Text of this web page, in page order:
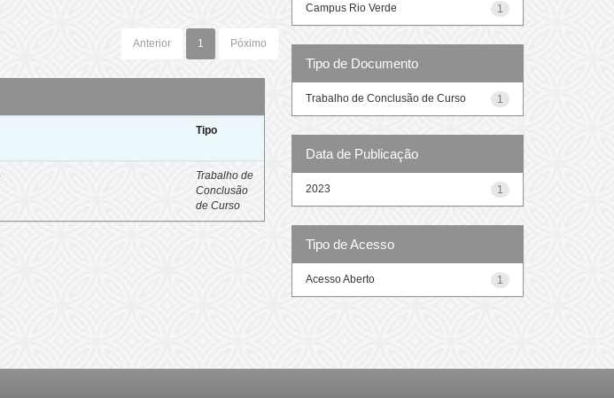
Anterior 1 Póximo
Tipo
Trabalho de
Conclusão
de Curso
1
Campus Rio Verde
Tipo de Documento
1
Trabalho de Conclusão de Curso
Data de Publicação
1
2023
Tipo de Acesso
1
Acesso Aberto